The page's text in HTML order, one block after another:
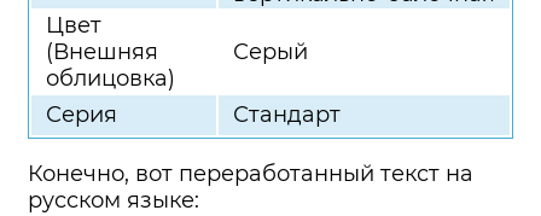
Цвет
(Внешняя
облицовка)
Серый
Серия Стандарт
Конечно, вот переработанный текст на
русском языке: